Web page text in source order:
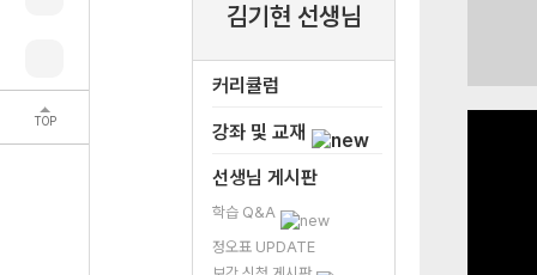
TOP
김기현 선생님
커리큘럼
강좌 및 교재
선생님 게시판
학습 Q&A
정오표 UPDATE